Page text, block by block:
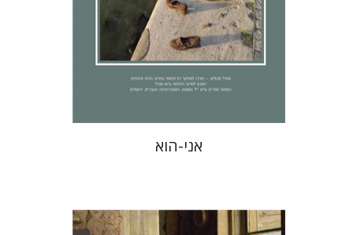
הנחת אתר ספר מודפס
$32
אני-הוא